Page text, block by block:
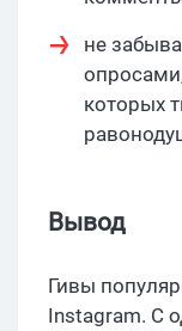
не
которых
Вывод
Гивы
Instagram. С